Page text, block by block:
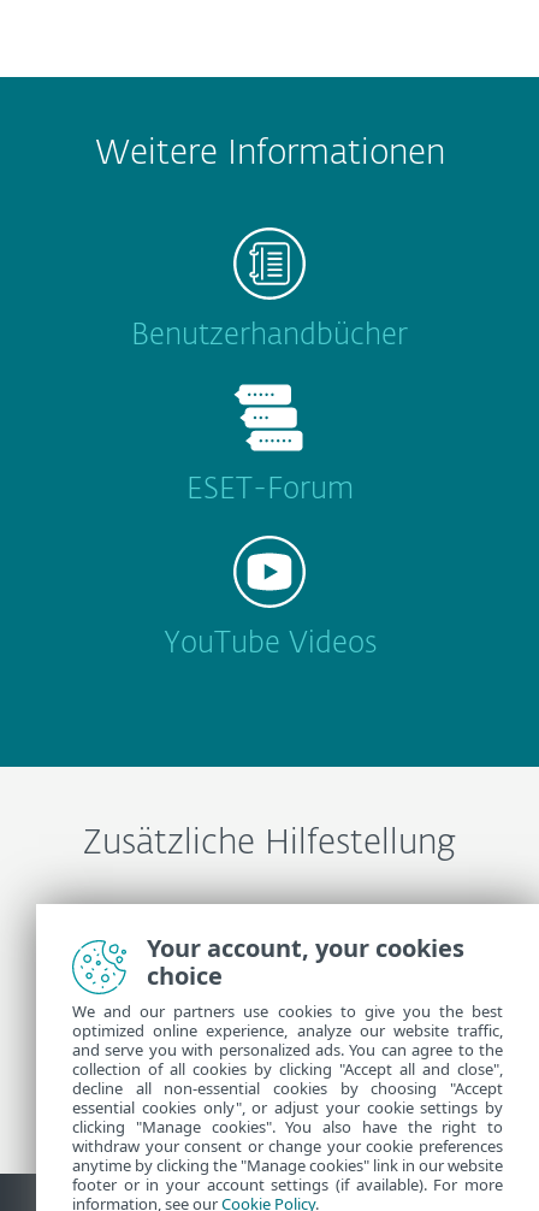
Weitere Informationen
Benutzerhandbücher
ESET-Forum
YouTube Videos
Zusätzliche Hilfestellung
ESET-Support kontaktieren
Weitere Informationen
Support-News
Kundenhinweisen
Your account, your cookies
choice
We and our partners use cookies to give you the best
optimized online experience, analyze our website traffic,
and serve you with personalized ads. You can agree to the
collection of all cookies by clicking "Accept all and close",
decline all non-essential cookies by choosing "Accept
essential cookies only", or adjust your cookie settings by
clicking "Manage cookies". You also have the right to
withdraw your consent or change your cookie preferences
anytime by clicking the "Manage cookies" link in our website
footer or in your account settings (if available). For more
information, see ourCookie Policy.